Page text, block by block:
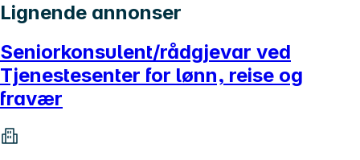
Lignende annonser
Seniorkonsulent/rådgjevar ved
Tjenestesenter for lønn, reise og
fravær